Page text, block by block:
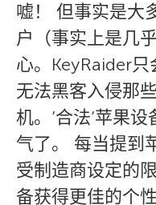
嘘！ 但事实是大
户（事实上是几
心。KeyRaider
无法黑客入侵那
机。’合法’苹果
气了。 每当提到
受制造商设定的
备获得更佳的个